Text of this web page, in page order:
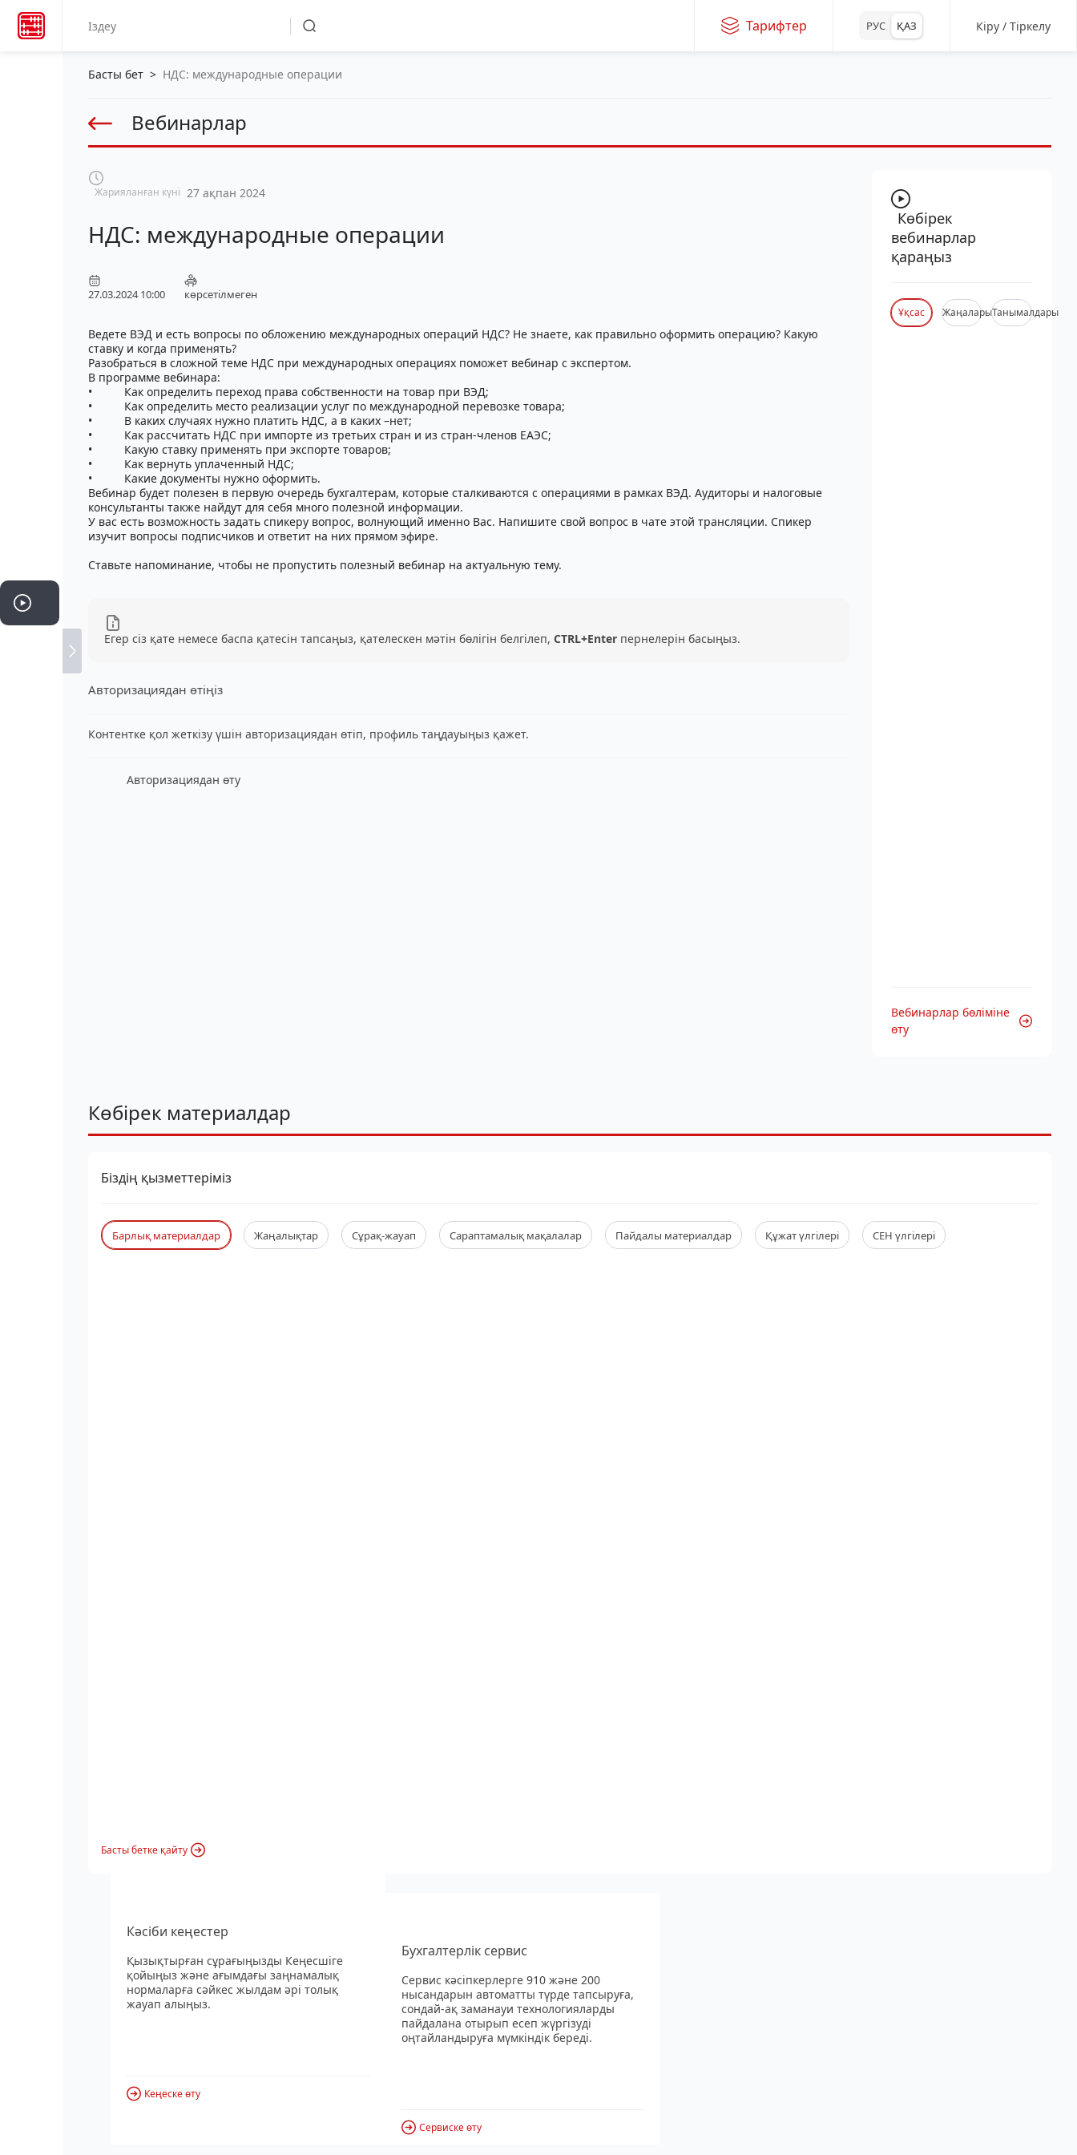
Тарифтер РУС ҚАЗ Кіру / Тіркелу
Басты бет > НДС: международные операции
Вебинарлар
Жарияланған күні 27 ақпан 2024
НДС: международные операции
27.03.2024 10:00 көрсетілмеген
Ведете ВЭД и есть вопросы по обложению международных операций НДС? Не знаете, как правильно оформить операцию? Какую
ставку и когда применять?
Разобраться в сложной теме НДС при международных операциях поможет вебинар с экспертом.
В программе вебинара:
• Как определить переход права собственности на товар при ВЭД;
• Как определить место реализации услуг по международной перевозке товара;
• В каких случаях нужно платить НДС, а в каких –нет;
• Как рассчитать НДС при импорте из третьих стран и из стран-членов ЕАЭС;
• Какую ставку применять при экспорте товаров;
• Как вернуть уплаченный НДС;
• Какие документы нужно оформить.
Вебинар будет полезен в первую очередь бухгалтерам, которые сталкиваются с операциями в рамках ВЭД. Аудиторы и налоговые
консультанты также найдут для себя много полезной информации.
У вас есть возможность задать спикеру вопрос, волнующий именно Вас. Напишите свой вопрос в чате этой трансляции. Спикер
изучит вопросы подписчиков и ответит на них прямом эфире.
Ставьте напоминание, чтобы не пропустить полезный вебинар на актуальную тему.
Егер сіз қате немесе баспа қатесін тапсаңыз, қателескен мәтін бөлігін белгілеп, CTRL+Enter пернелерін басыңыз.
Авторизациядан өтіңіз
Контентке қол жеткізу үшін авторизациядан өтіп, профиль таңдауыңыз қажет.
Авторизациядан өту
Көбірек
вебинарлар
қараңыз
Ұқсас ЖаңаларыТанымалдары
Вебинарлар бөліміне
өту
Көбірек материалдар
Біздің қызметтеріміз
Барлық материалдар Жаңалықтар Сұрақ-жауап Сараптамалық мақалалар Пайдалы материалдар Құжат үлгілері СЕН үлгілері
Басты бетке қайту
Кәсіби кеңестер
Қызықтырған сұрағыңызды Кеңесшіге
қойыңыз және ағымдағы заңнамалық
нормаларға сәйкес жылдам әрі толық
жауап алыңыз.
Кеңеске өту
Бухгалтерлік сервис
Сервис кәсіпкерлерге 910 және 200
нысандарын автоматты түрде тапсыруға,
сондай-ақ заманауи технологияларды
пайдалана отырып есеп жүргізуді
оңтайландыруға мүмкіндік береді.
Сервиске өту